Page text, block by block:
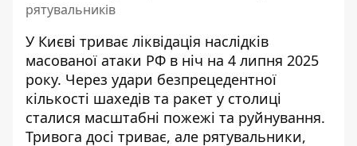
рятувальників
У Києві триває ліквідація наслідків
масованої атаки РФ в ніч на 4 липня 2025
року. Через удари безпрецедентної
кількості шахедів та ракет у столиці
сталися масштабні пожежі та руйнування.
Тривога досі триває, але рятувальники,